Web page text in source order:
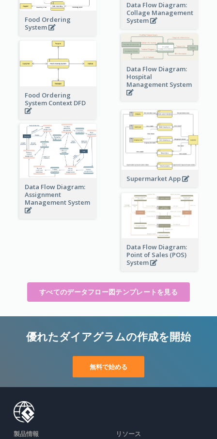
Food Ordering
System
Data Flow Diagram:
Collage Management
System
Data Flow Diagram:
Hospital
Management System
Food Ordering
System Context DFD
Supermarket App
Data Flow Diagram:
Assignment
Management System
Data Flow Diagram:
Point of Sales (POS)
System
すべてのデータフロー図テンプレートを見る
優れたダイアグラムの作成を開始
無料で始める
製品情報 リソース